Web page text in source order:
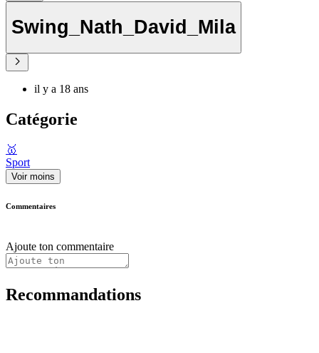
Swing_Nath_David_Mila
il y a 18 ans
Catégorie
🥇
Sport
Voir moins
Commentaires
Ajoute ton commentaire
Recommandations